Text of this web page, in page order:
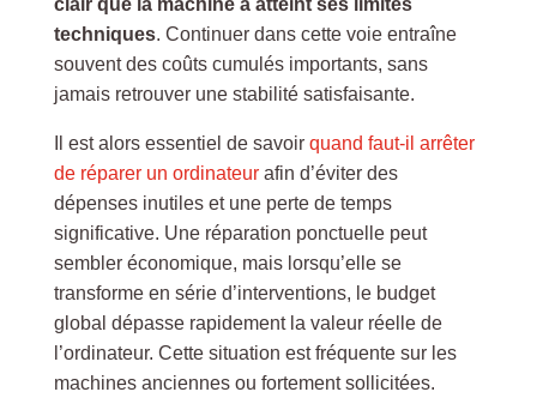
clair que la machine a atteint ses limites
techniques. Continuer dans cette voie entraîne
souvent des coûts cumulés importants, sans
jamais retrouver une stabilité satisfaisante.
Il est alors essentiel de savoir quand faut-il arrêter
de réparer un ordinateurafin d’éviter des
dépenses inutiles et une perte de temps
significative. Une réparation ponctuelle peut
sembler économique, mais lorsqu’elle se
transforme en série d’interventions, le budget
global dépasse rapidement la valeur réelle de
l’ordinateur. Cette situation est fréquente sur les
machines anciennes ou fortement sollicitées.